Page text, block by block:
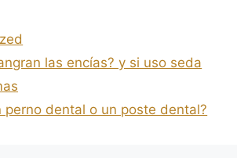
las encías? y si uso seda
perno dental o un poste dental?